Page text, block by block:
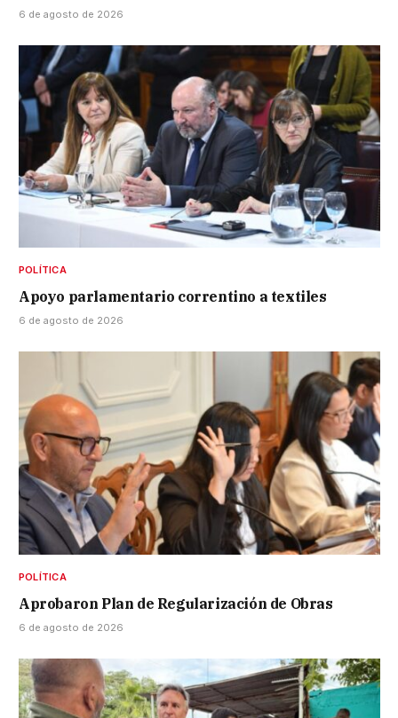
6 de agosto de 2026
POLÍTICA
Apoyo parlamentario correntino a textiles
6 de agosto de 2026
POLÍTICA
Aprobaron Plan de Regularización de Obras
6 de agosto de 2026